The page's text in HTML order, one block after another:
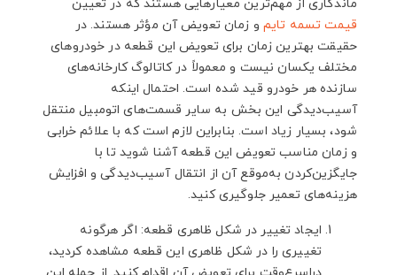
ماندگاری از مهم‌ترین معیارهایی هستند که در تعیین
قیمت تسمه تایمو زمان تعویض آن مؤثر هستند. در
حقیقت بهترین زمان برای تعویض این قطعه در خودروهای
مختلف یکسان نیست و معمولاً در کاتالوگ کارخانه‌های
سازنده هر خودرو قید شده است. احتمال اینکه
آسیب‌دیدگی این بخش به سایر قسمت‌های اتومبیل منتقل
شود، بسیار زیاد است. بنابراین لازم است که با علائم خرابی
و زمان مناسب تعویض این قطعه آشنا شوید تا با
جایگزین‌کردن به‌موقع آن از انتقال آسیب‌دیدگی و افزایش
هزینه‌های تعمیر جلوگیری کنید.
ایجاد تغییر در شکل ظاهری قطعه: اگر هرگونه
تغییری را در شکل ظاهری این قطعه مشاهده کردید،